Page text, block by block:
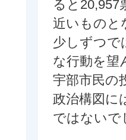
ると20,957
近いものと
少しずつで
な行動を望
宇部市民の
政治構図に
ではないで